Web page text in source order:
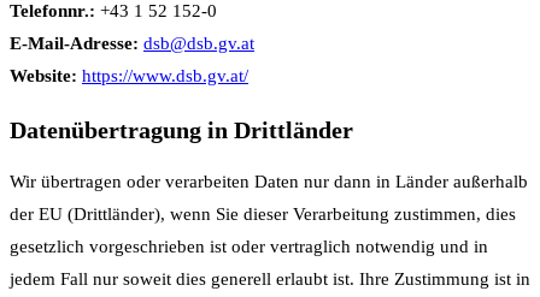
Telefonnr.: +43 1 52 152-0
E-Mail-Adresse: dsb@dsb.gv.at
Website: https://www.dsb.gv.at/
Datenübertragung in Drittländer
Wir übertragen oder verarbeiten Daten nur dann in Länder außerhalb
der EU (Drittländer), wenn Sie dieser Verarbeitung zustimmen, dies
gesetzlich vorgeschrieben ist oder vertraglich notwendig und in
jedem Fall nur soweit dies generell erlaubt ist. Ihre Zustimmung ist in